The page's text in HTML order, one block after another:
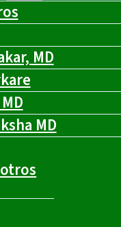
MD
MD